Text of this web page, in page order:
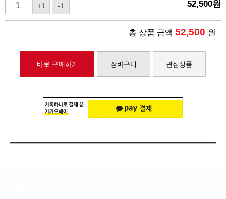
+1 -1 52,500원
총 상품 금액 52,500 원
바로 구매하기 장바구니 관심상품